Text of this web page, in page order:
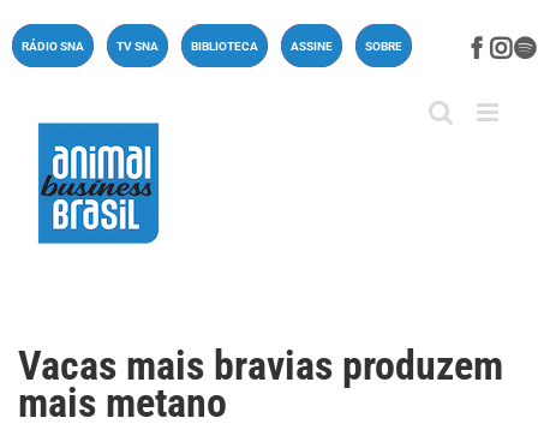
paraRÁDIO SNA TV SNA BIBLIOTECA ASSINE SOBRE
Vacas mais bravias produzem
mais metano